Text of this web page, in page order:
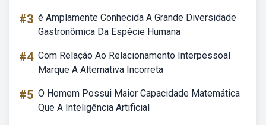
#3 é Amplamente Conhecida A Grande Diversidade
Gastronômica Da Espécie Humana
#4 Com Relação Ao Relacionamento Interpessoal
Marque A Alternativa Incorreta
#5 O Homem Possui Maior Capacidade Matemática
Que A Inteligência Artificial